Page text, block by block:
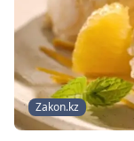
Zakon.kz